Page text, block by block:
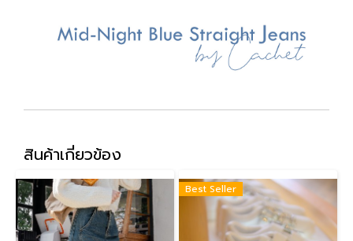
สินค้าเกี่ยวข้อง
Best Seller